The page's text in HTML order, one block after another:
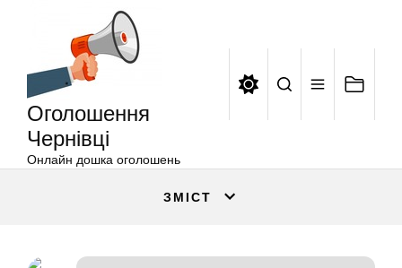
Оголошення
Чернівці
Онлайн дошка оголошень
ЗМІСТ